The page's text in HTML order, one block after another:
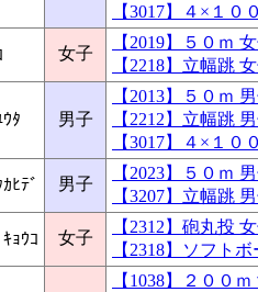
【3017】４×
女子
【2019】５０
【2218】立幅
ﾀ 男子
【2013】５０
【2212】立幅
【3017】４×
ﾋﾃﾞ 男子
【2023】５０
【3207】立幅
ｮｳｺ 女子
【2312】砲丸
【2318】ソフ
【1038】２０